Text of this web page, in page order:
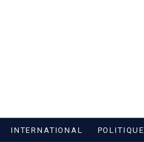
INTERNATIONAL POLITIQUE